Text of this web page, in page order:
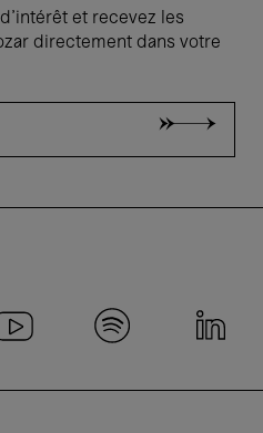
et recevez les
directement dans votre